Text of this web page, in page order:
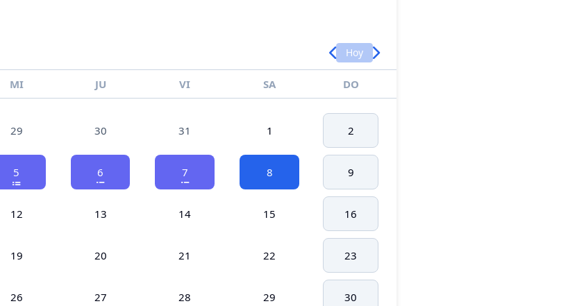
Hoy
MI JU VI SA DO
29 30 31 1 2
5 6 7 8 9
12 13 14 15 16
19 20 21 22 23
26 27 28 29 30